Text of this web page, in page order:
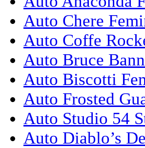
Auto Chere
Auto Coffe
Auto Bruce
Auto Biscotti
Auto Frosted
Auto Studio 54
Auto Diablo’s